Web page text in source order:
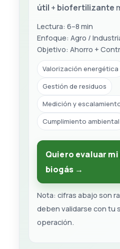
útil + biofertilizante
Lectura: 6–8 min
Enfoque: Agro /
Objetivo: Ahorro +
Valorización energética
Gestión de residuos
Medición y
Cumplimiento ambiental
Quiero evaluar
biogás →
Nota: cifras abajo son
deben validarse con tu
operación.